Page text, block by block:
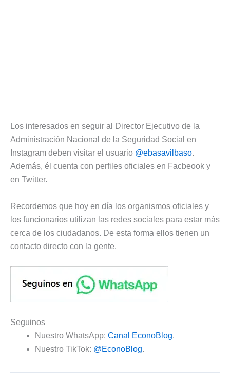
Los interesados en seguir al Director Ejecutivo de la
Administración Nacional de la Seguridad Social en
Instagram deben visitar el usuario @ebasavilbaso.
Además, él cuenta con perfiles oficiales en Facbeook y
en Twitter.
Recordemos que hoy en día los organismos oficiales y
los funcionarios utilizan las redes sociales para estar más
cerca de los ciudadanos. De esta forma ellos tienen un
contacto directo con la gente.
Seguinos
Nuestro WhatsApp: Canal EconoBlog.
Nuestro TikTok: @EconoBlog.